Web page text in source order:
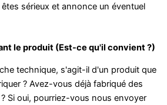
sérieux et annonce un éventuel
le produit (Est-ce qu'il convient ?)
technique, s'agit-il d'un produit que
? Avez-vous déjà fabriqué des
Si oui, pourriez-vous nous envoyer